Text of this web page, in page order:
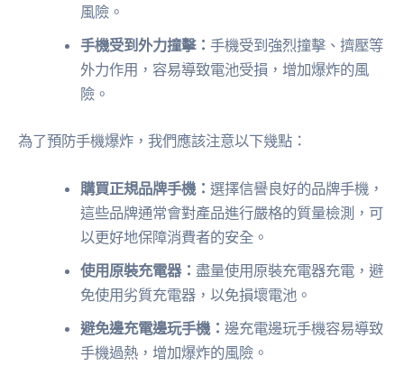
風險。
手機受到外力撞擊：手機受到強烈撞擊、擠壓等
外力作用，容易導致電池受損，增加爆炸的風
險。
為了預防手機爆炸，我們應該注意以下幾點：
購買正規品牌手機：選擇信譽良好的品牌手機，
這些品牌通常會對產品進行嚴格的質量檢測，可
以更好地保障消費者的安全。
使用原裝充電器：盡量使用原裝充電器充電，避
免使用劣質充電器，以免損壞電池。
避免邊充電邊玩手機：邊充電邊玩手機容易導致
手機過熱，增加爆炸的風險。